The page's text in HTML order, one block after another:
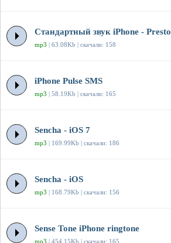
Стандартный звук iPhone - Presto
mp3 | 63.08Kb | скачали: 158
iPhone Pulse SMS
mp3 | 58.19Kb | скачали: 165
Sencha - iOS 7
mp3 | 169.99Kb | скачали: 186
Sencha - iOS
mp3 | 168.79Kb | скачали: 156
Sense Tone iPhone ringtone
mp3 | 454.15Kb | скачали: 165